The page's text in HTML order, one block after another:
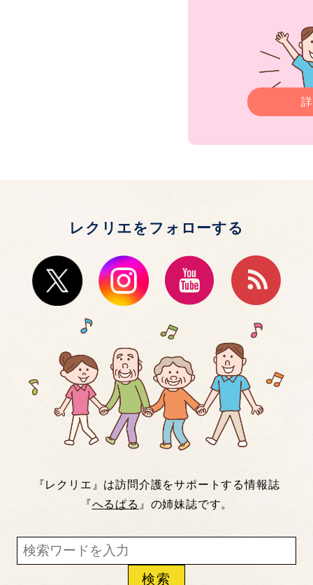
レクリエをフォローする
『レクリエ』は訪問介護をサポートする情報誌
『へるぱる 』の姉妹誌です。